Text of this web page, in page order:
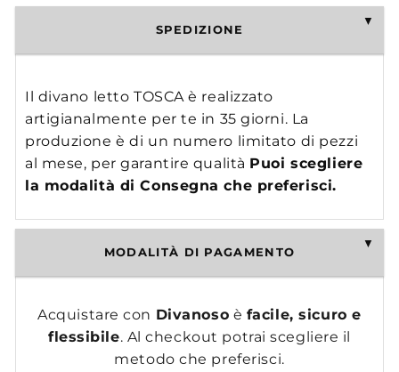
SPEDIZIONE
Il divano letto TOSCA è realizzato
artigianalmente per te in 35 giorni. La
produzione è di un numero limitato di pezzi
al mese, per garantire qualità Puoi scegliere
la modalità di Consegna che preferisci.
MODALITÀ DI PAGAMENTO
Acquistare con Divanoso è facile, sicuro e
flessibile. Al checkout potrai scegliere il
metodo che preferisci.